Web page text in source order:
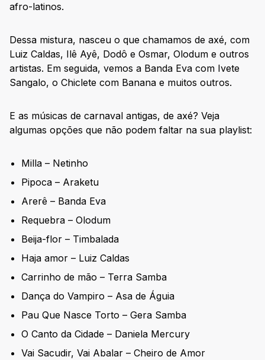
afro-latinos.
Dessa mistura, nasceu o que chamamos de axé, com
Luiz Caldas, Ilê Ayê, Dodô e Osmar, Olodum e outros
artistas. Em seguida, vemos a Banda Eva com Ivete
Sangalo, o Chiclete com Banana e muitos outros.
E as músicas de carnaval antigas, de axé? Veja
algumas opções que não podem faltar na sua playlist:
Milla – Netinho
Pipoca – Araketu
Arerê – Banda Eva
Requebra – Olodum
Beija-flor – Timbalada
Haja amor – Luiz Caldas
Carrinho de mão – Terra Samba
Dança do Vampiro – Asa de Águia
Pau Que Nasce Torto – Gera Samba
O Canto da Cidade – Daniela Mercury
Vai Sacudir, Vai Abalar – Cheiro de Amor